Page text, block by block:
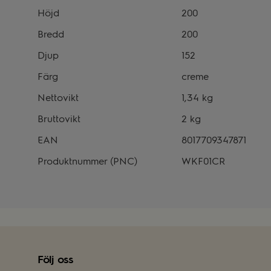
Höjd
200
Bredd
200
Djup
152
Färg
creme
Nettovikt
1,34 kg
Bruttovikt
2 kg
EAN
8017709347871
Produktnummer (PNC)
WKF01CR
Följ oss